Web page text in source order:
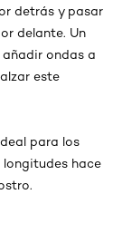
detrás y pasar
delante. Un
ondas a
este
para los
hace